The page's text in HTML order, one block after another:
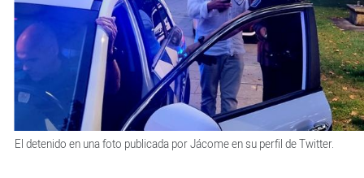
El detenido en una foto publicada por Jácome en su perfil de Twitter.